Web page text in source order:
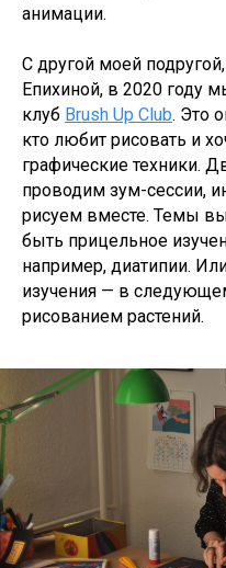
анимации.
С другой моей
Епихиной, в 2020 году
клуб Brush Up Club. Это
кто любит рисовать и
графические техники.
проводим зум-сессии,
рисуем вместе. Темы
быть прицельное
например, диатипии.
изучения — в
рисованием растений.